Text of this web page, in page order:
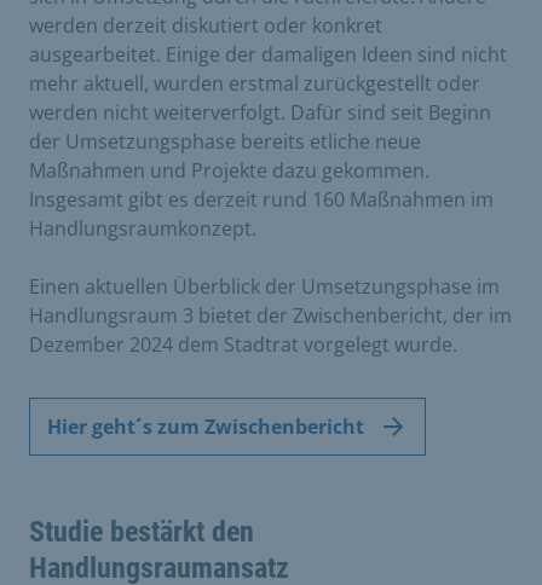
werden derzeit diskutiert oder konkret
ausgearbeitet. Einige der damaligen Ideen sind nicht
mehr aktuell, wurden erstmal zurückgestellt oder
werden nicht weiterverfolgt. Dafür sind seit Beginn
der Umsetzungsphase bereits etliche neue
Maßnahmen und Projekte dazu gekommen.
Insgesamt gibt es derzeit rund 160 Maßnahmen im
Handlungsraumkonzept.
Einen aktuellen Überblick der Umsetzungsphase im
Handlungsraum 3 bietet der Zwischenbericht, der im
Dezember 2024 dem Stadtrat vorgelegt wurde.
Hier geht´s zum Zwischenbericht
Studie bestärkt den
Handlungsraumansatz